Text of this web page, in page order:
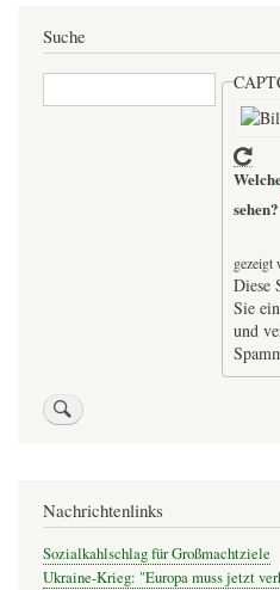
Suche
Suche
sehen?
gezeigt
Diese
Sie
und
Nachrichtenlinks
Sozialkahlschlag für Großmachtziele
Ukraine-Krieg: "Europa muss jetzt